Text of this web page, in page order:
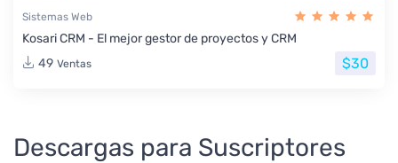
Sistemas Web
Kosari CRM - El mejor gestor de proyectos y CRM
49 Ventas $30
Descargas para Suscriptores